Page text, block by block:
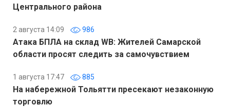
Центрального района
2 августа 14:09 986
Атака БПЛА на склад WB: Жителей Самарской
области просят следить за самочувствием
1 августа 17:47 885
На набережной Тольятти пресекают незаконную
торговлю